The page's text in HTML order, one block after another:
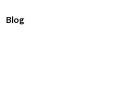
Blog